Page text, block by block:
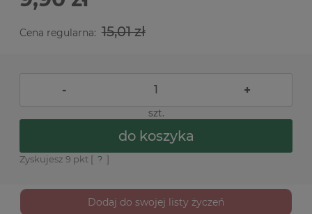
Cena regularna: 15,01 zł
- +
szt.
do koszyka
Zyskujesz 9 pkt [ ? ]
Dodaj do swojej listy życzeń